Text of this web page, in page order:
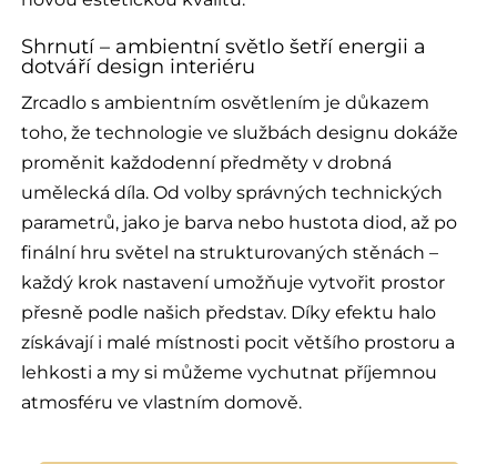
Shrnutí – ambientní světlo šetří energii a
dotváří design interiéru
Zrcadlo s ambientním osvětlením je důkazem
toho, že technologie ve službách designu dokáže
proměnit každodenní předměty v drobná
umělecká díla. Od volby správných technických
parametrů, jako je barva nebo hustota diod, až po
finální hru světel na strukturovaných stěnách –
každý krok nastavení umožňuje vytvořit prostor
přesně podle našich představ. Díky efektu halo
získávají i malé místnosti pocit většího prostoru a
lehkosti a my si můžeme vychutnat příjemnou
atmosféru ve vlastním domově.